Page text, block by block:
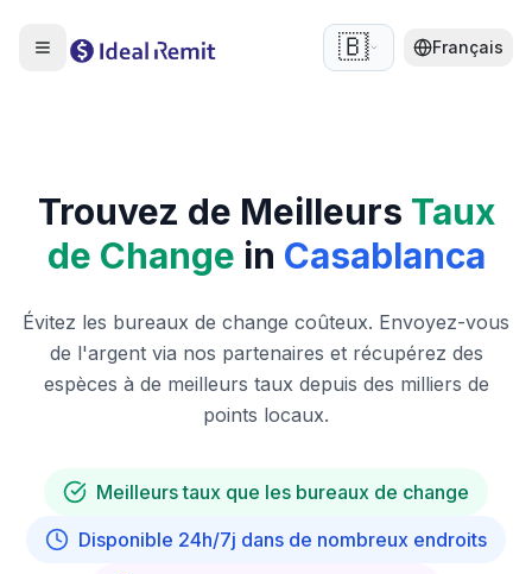
🇧🇪 Français
Trouvez de Meilleurs Taux
de Change in Casablanca
Évitez les bureaux de change coûteux. Envoyez-vous
de l'argent via nos partenaires et récupérez des
espèces à de meilleurs taux depuis des milliers de
points locaux.
Meilleurs taux que les bureaux de change
Disponible 24h/7j dans de nombreux endroits